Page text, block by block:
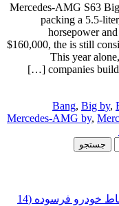
Mercedes-AMG S63
packing a 5.5-
horsepower
$160,000, the is still
This year
companies
Bang, Big by,
Mercedes-AMG by,
راهنمای کامل مراحل و شرایط اسقاط خودرو فرسوده (14